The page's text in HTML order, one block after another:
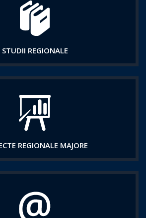
STUDII REGIONALE
REGIONALE MAJORE